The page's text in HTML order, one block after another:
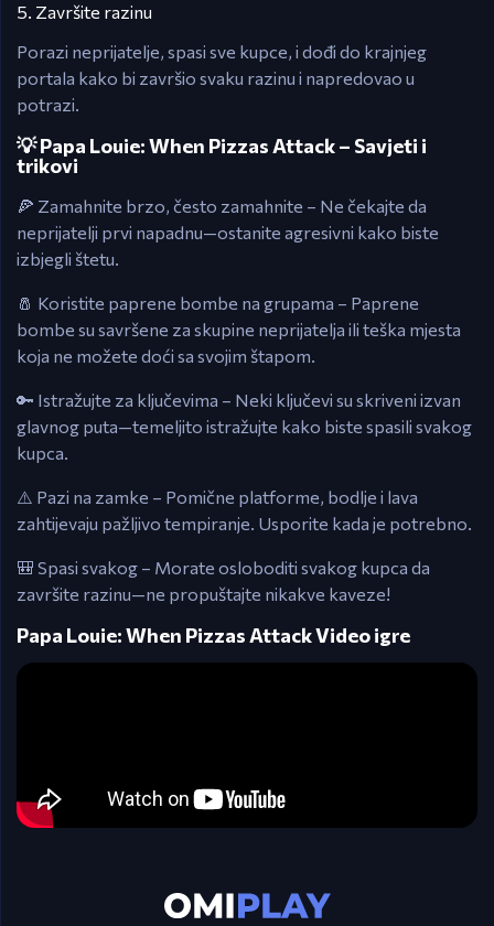
5. Završite razinu
Porazi neprijatelje, spasi sve kupce, i dođi do krajnjeg
portala kako bi završio svaku razinu i napredovao u
potrazi.
💡 Papa Louie: When Pizzas Attack – Savjeti i
trikovi
🍕 Zamahnite brzo, često zamahnite – Ne čekajte da
neprijatelji prvi napadnu—ostanite agresivni kako biste
izbjegli štetu.
🧂 Koristite paprene bombe na grupama – Paprene
bombe su savršene za skupine neprijatelja ili teška mjesta
koja ne možete doći sa svojim štapom.
🔑 Istražujte za ključevima – Neki ključevi su skriveni izvan
glavnog puta—temeljito istražujte kako biste spasili svakog
kupca.
⚠️ Pazi na zamke – Pomične platforme, bodlje i lava
zahtijevaju pažljivo tempiranje. Usporite kada je potrebno.
🎒 Spasi svakog – Morate osloboditi svakog kupca da
završite razinu—ne propuštajte nikakve kaveze!
Papa Louie: When Pizzas Attack Video igre